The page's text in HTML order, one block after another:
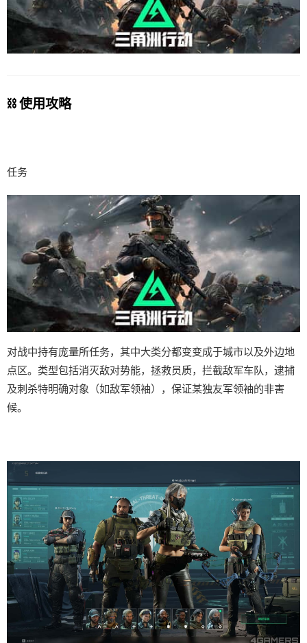
⛓️ 使用攻略
任务
对战中持有庞量所任务，其中大类分都变变成于城市以及外边地
点区。类型包括消灭敌对势能，拯救员质，拦截敌军车队，逮捕
及刺杀特明确对象（如敌军领袖），保证某独友军领袖的非害
候。